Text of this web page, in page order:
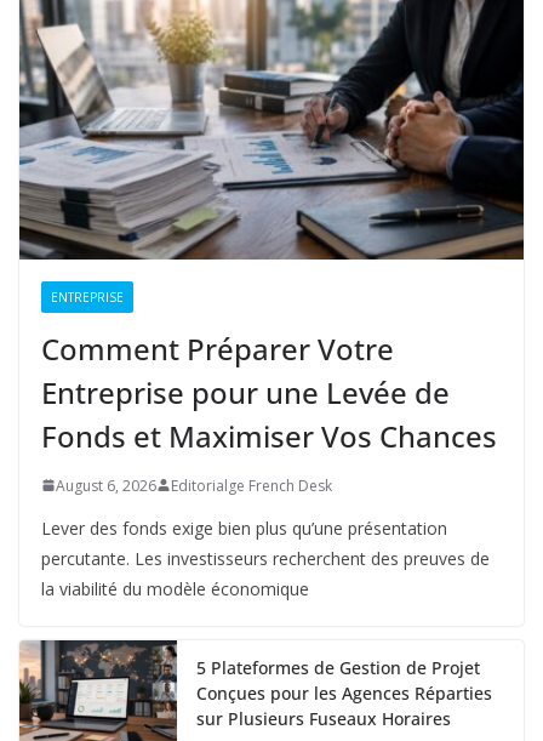
ENTREPRISE
Comment Préparer Votre
Entreprise pour une Levée de
Fonds et Maximiser Vos Chances
August 6, 2026 Editorialge French Desk
Lever des fonds exige bien plus qu’une présentation
percutante. Les investisseurs recherchent des preuves de
la viabilité du modèle économique
5 Plateformes de Gestion de Projet
Conçues pour les Agences Réparties
sur Plusieurs Fuseaux Horaires